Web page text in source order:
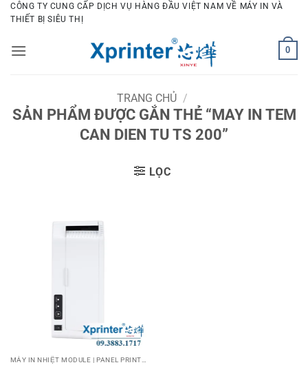
Bỏ
qua
dung
CÔNG TY CUNG CẤP DỊCH VỤ HÀNG ĐẦU VIỆT NAM VỀ MÁY IN VÀ
THIẾT BỊ SIÊU THỊ
0
TRANG CHỦ /
SẢN PHẨM ĐƯỢC GẮN THẺ “MAY IN TEM
CAN DIEN TU TS 200”
LỌC